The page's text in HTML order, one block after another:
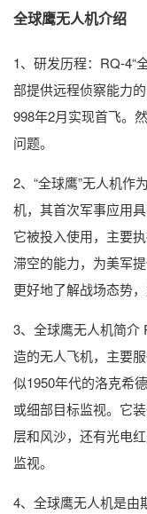
全球鹰无人机介绍
1、研发历程：RQ-4“
部提供远程侦察能力
998年2月实现首飞。
问题。
2、“全球鹰”无人机作
机，其首次军事应用
它被投入使用，主要
滞空的能力，为美军
更好地了解战场态势
3、全球鹰无人机简介
造的无人飞机，主要
似1950年代的洛克希
或细部目标监视。它
层和风沙，还有光电
监视。
4、全球鹰无人机是由